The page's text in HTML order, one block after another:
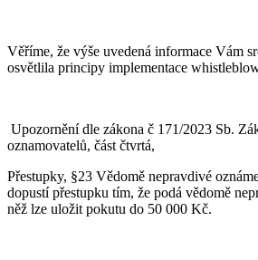
Věříme, že výše uvedená informace Vám
osvětlila principy implementace
Upozornění dle zákona č 171/2023 Sb.
oznamovatelů, část čtvrtá,
Přestupky, §23 Vědomě nepravdivé
dopustí přestupku tím, že podá vědomě
něž lze uložit pokutu do 50 000 Kč.